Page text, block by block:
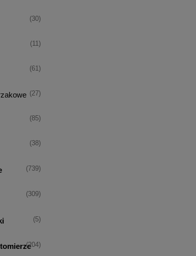
(30)
(11)
(61)
(27)
(85)
(38)
(739)
(309)
(5)
(204)